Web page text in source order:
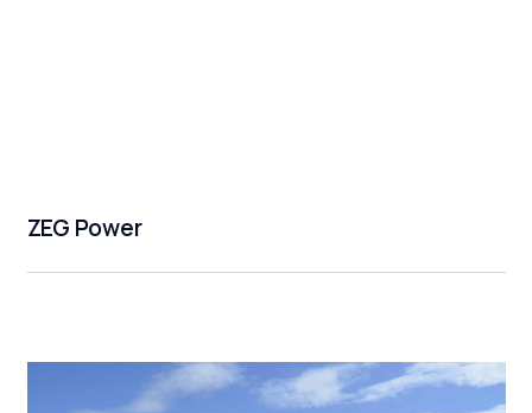
ZEG Power